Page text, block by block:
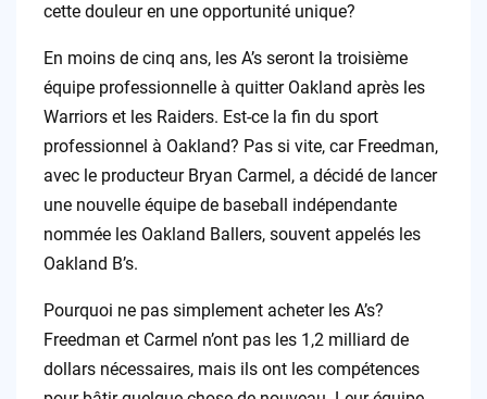
cette douleur en une opportunité unique?
En moins de cinq ans, les A’s seront la troisième
équipe professionnelle à quitter Oakland après les
Warriors et les Raiders. Est-ce la fin du sport
professionnel à Oakland? Pas si vite, car Freedman,
avec le producteur Bryan Carmel, a décidé de lancer
une nouvelle équipe de baseball indépendante
nommée les Oakland Ballers, souvent appelés les
Oakland B’s.
Pourquoi ne pas simplement acheter les A’s?
Freedman et Carmel n’ont pas les 1,2 milliard de
dollars nécessaires, mais ils ont les compétences